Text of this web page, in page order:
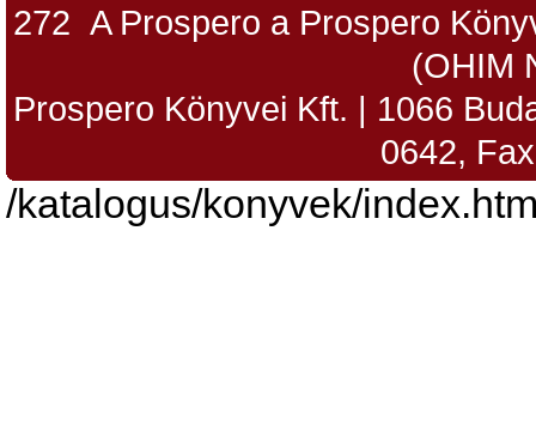
272 A Prospero a Prospero
(OHIM
Prospero Könyvei Kft. | 1066
0642,
/katalogus/konyvek/